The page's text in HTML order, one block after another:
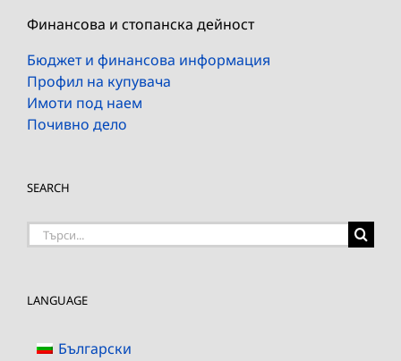
Финансова и стопанска дейност
Бюджет и финансова информация
Профил на купувача
Имоти под наем
Почивно дело
SEARCH
Търсене
LANGUAGE
Български